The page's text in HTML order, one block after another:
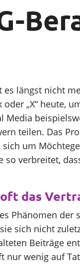
SparpotenzialCheck
längst nicht
oder „X“
Media
teilen. Das
um
verbreitet,
das
Phänomen der
sich nicht
Beiträge
nur wenig auf